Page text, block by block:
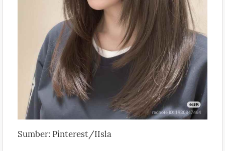
Sumber: Pinterest/IIsla